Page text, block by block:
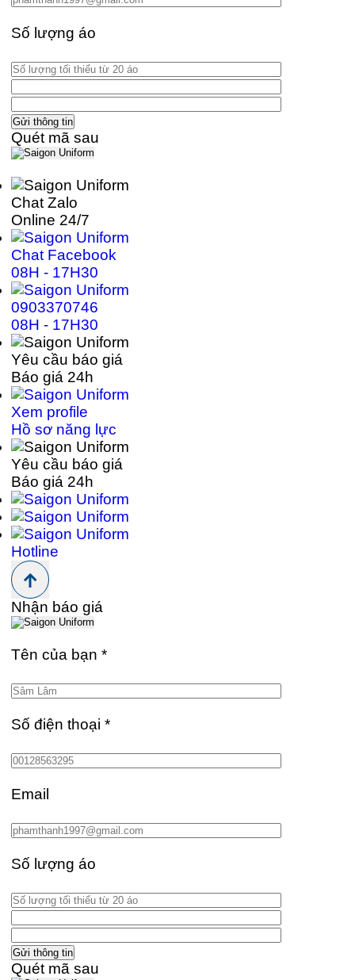
Số lượng áo
Quét mã sau
Chat Zalo
Online 24/7
Chat Facebook
08H - 17H30
0903370746
08H - 17H30
Yêu cầu báo giá
Báo giá 24h
Xem profile
Hồ sơ năng lực
Yêu cầu báo giá
Báo giá 24h
Hotline
Nhận báo giá
Tên của bạn*
Số điện thoại*
Email
Số lượng áo
Quét mã sau